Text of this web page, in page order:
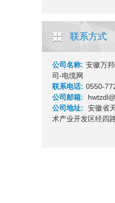
联系方式
公司名称: 安徽万
司-电缆网
联系电话: 0550-
公司邮箱:
公司地址:
安徽省
术产业开发区经四